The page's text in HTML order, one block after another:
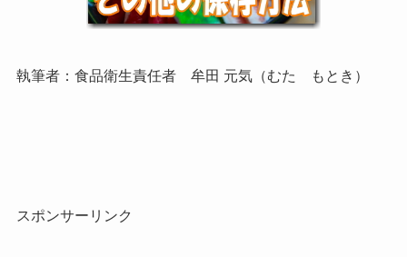
執筆者：食品衛生責任者 牟田 元気（むた もとき）
スポンサーリンク